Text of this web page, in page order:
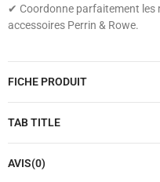
✔ Coordonne parfaitement les
accessoires Perrin & Rowe.
FICHE PRODUIT
TAB TITLE
AVIS(0)